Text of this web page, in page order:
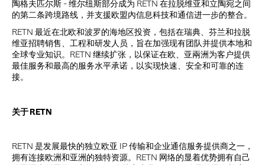
陶格夫匹尔斯 - 维尔纽斯部分成为 RETN 在拉脱维亚和立陶宛之间
的第二条跨境路线，并支援欧盟內信息科技和通信进一步的整合。
RETN 最近在北欧和波罗的海地区投资，包括在瑞典、芬兰和拉脱
维亚招聘销售、工程和研发人员，旨在加强现有团队并提供本地和
全球专业知识。RETN 继续扩张，以保证在欧、亚兩洲为客户提供
最佳服务和最高的服务水平承诺，以实现快速、安全和可靠的连
接。
关于 RETN
RETN 是发展最快的独立欧亚 IP 传输和企业通信服务提供商之一，
拥有连接欧洲和亚洲的独特资源。RETN 网络的显着优势拥有自己